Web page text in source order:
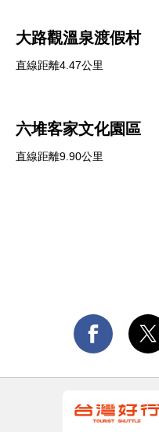
大路觀溫泉渡假村
直線距離4.47公里
六堆客家文化園區
直線距離9.90公里